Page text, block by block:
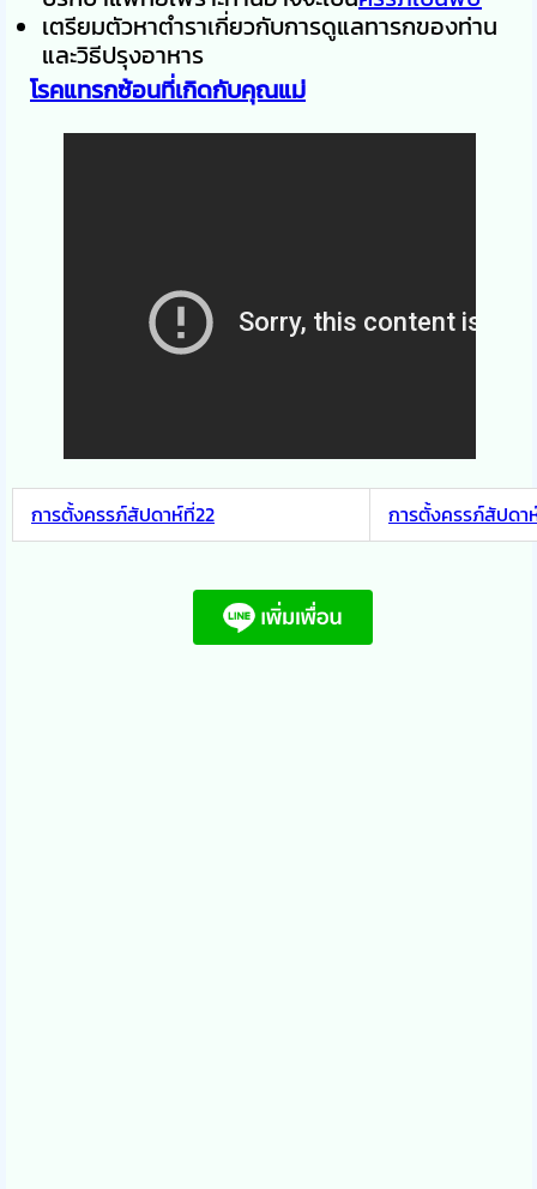
เตรียมตัวหาตำราเกี่ยวกับการดูแลทารกของท่าน
และวิธีปรุงอาหาร
โรคแทรกซ้อนที่เกิดกับคุณแม่
การตั้งครรภ์สัปดาห์ที่22 การตั้งครรภ์สัปดา